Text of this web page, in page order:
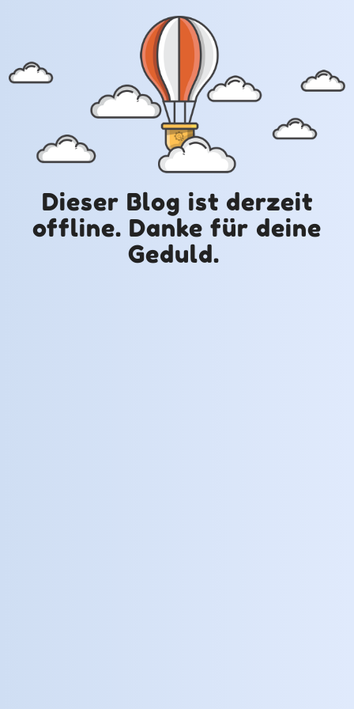
Dieser Blog ist derzeit
offline. Danke für deine
Geduld.